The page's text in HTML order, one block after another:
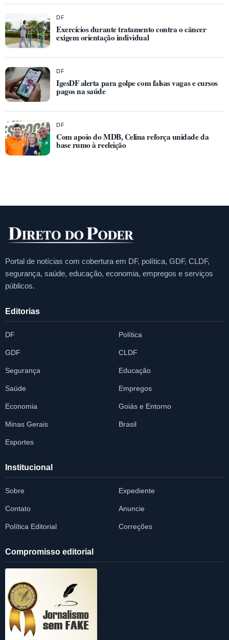
DF
Exercícios durante tratamento contra o câncer
exigem orientação individual
DF
IgesDF alerta para golpe com falsas vagas e cursos
pagos na saúde
DF
Com apoio do MDB, Celina reforça unidade da
base rumo à reeleição
Portal de notícias com cobertura em DF, política, GDF, CLDF,
segurança, saúde, educação, economia, empregos e serviços
públicos.
Editorias
DF Política
GDF CLDF
Segurança Educação
Saúde Empregos
Economia Goiás e Entorno
Minas Gerais Brasil
Esportes
Institucional
Sobre Expediente
Contato Anuncie
Política Editorial Correções
Compromisso editorial